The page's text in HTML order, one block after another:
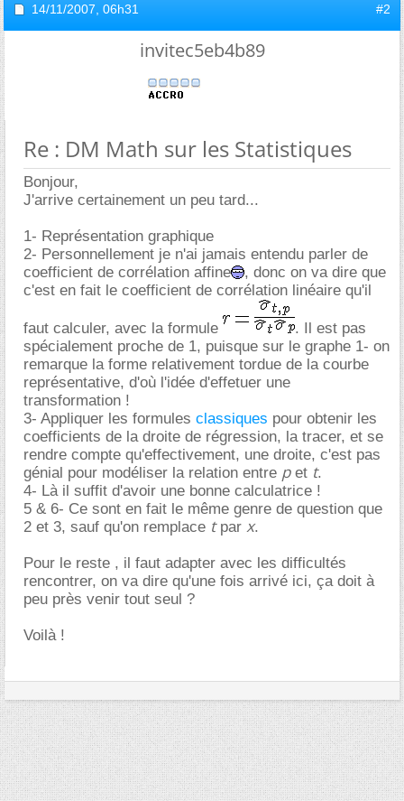
14/11/2007, 06h31 #2
invitec5eb4b89
Re : DM Math sur les Statistiques
Bonjour,
J'arrive certainement un peu tard...
1- Représentation graphique
2- Personnellement je n'ai jamais entendu parler de
coefficient de corrélation affine
, donc on va dire que
c'est en fait le coefficient de corrélation linéaire qu'il
faut calculer, avec la formule
. Il est pas
spécialement proche de 1, puisque sur le graphe 1- on
remarque la forme relativement tordue de la courbe
représentative, d'où l'idée d'effetuer une
transformation !
3- Appliquer les formules classiques pour obtenir les
coefficients de la droite de régression, la tracer, et se
rendre compte qu'effectivement, une droite, c'est pas
génial pour modéliser la relation entre pet t.
4- Là il suffit d'avoir une bonne calculatrice !
5 & 6- Ce sont en fait le même genre de question que
2 et 3, sauf qu'on remplace tpar x.
Pour le reste , il faut adapter avec les difficultés
rencontrer, on va dire qu'une fois arrivé ici, ça doit à
peu près venir tout seul ?
Voilà !